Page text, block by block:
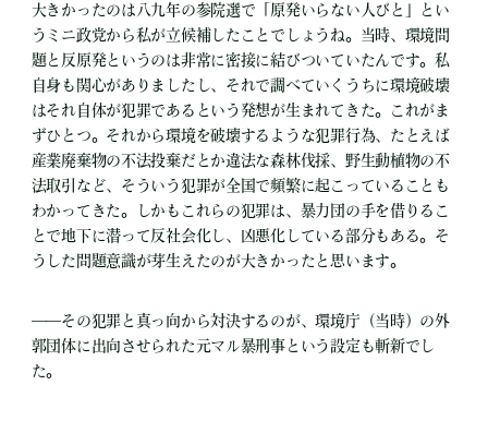
大きかったのは八九年の参院選で「原発いらない人びと」とい
うミニ政党から私が立候補したことでしょうね。当時、環境問
題と反原発というのは非常に密接に結びついていたんです。私
自身も関心がありましたし、それで調べていくうちに環境破壊
はそれ自体が犯罪であるという発想が生まれてきた。これがま
ずひとつ。それから環境を破壊するような犯罪行為、たとえば
産業廃棄物の不法投棄だとか違法な森林伐採、野生動植物の不
法取引など、そういう犯罪が全国で頻繁に起こっていることも
わかってきた。しかもこれらの犯罪は、暴力団の手を借りるこ
とで地下に潜って反社会化し、凶悪化している部分もある。そ
うした問題意識が芽生えたのが大きかったと思います。
――その犯罪と真っ向から対決するのが、環境庁（当時）の外
郭団体に出向させられた元マル暴刑事という設定も斬新でし
た。